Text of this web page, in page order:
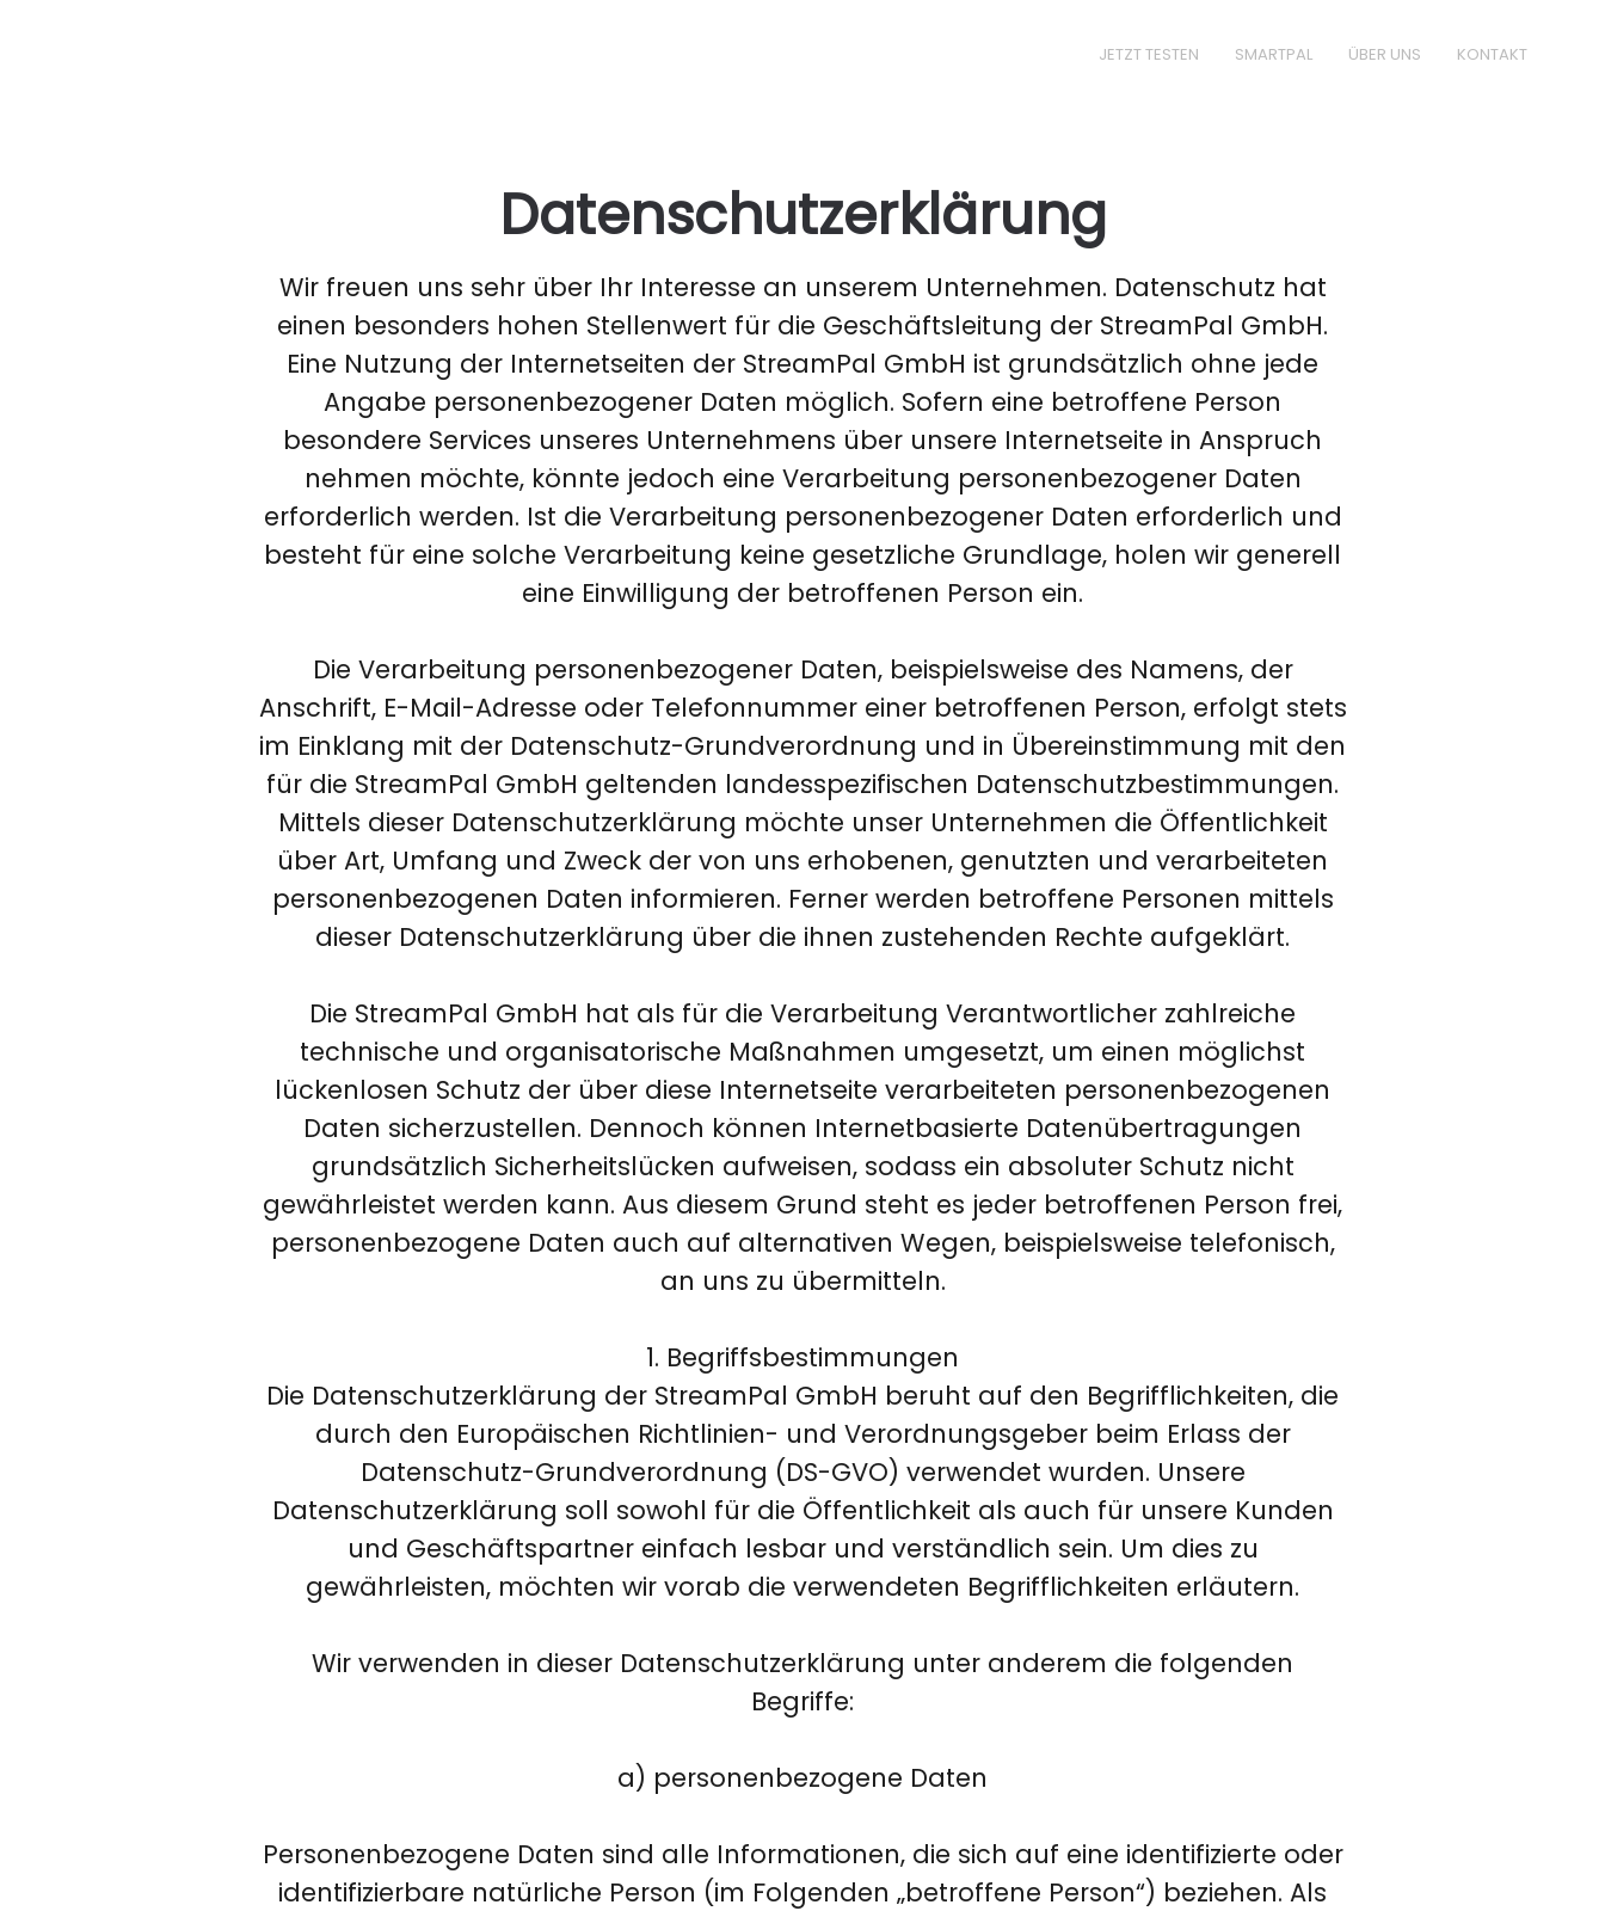
JETZT TESTEN SMARTPAL ÜBER UNS KONTAKT
Datenschutzerklärung
Wir freuen uns sehr über Ihr Interesse an unserem Unternehmen. Datenschutz hat
einen besonders hohen Stellenwert für die Geschäftsleitung der StreamPal GmbH.
Eine Nutzung der Internetseiten der StreamPal GmbH ist grundsätzlich ohne jede
Angabe personenbezogener Daten möglich. Sofern eine betroffene Person
besondere Services unseres Unternehmens über unsere Internetseite in Anspruch
nehmen möchte, könnte jedoch eine Verarbeitung personenbezogener Daten
erforderlich werden. Ist die Verarbeitung personenbezogener Daten erforderlich und
besteht für eine solche Verarbeitung keine gesetzliche Grundlage, holen wir generell
eine Einwilligung der betroffenen Person ein.
Die Verarbeitung personenbezogener Daten, beispielsweise des Namens, der
Anschrift, E-Mail-Adresse oder Telefonnummer einer betroffenen Person, erfolgt stets
im Einklang mit der Datenschutz-Grundverordnung und in Übereinstimmung mit den
für die StreamPal GmbH geltenden landesspezifischen Datenschutzbestimmungen.
Mittels dieser Datenschutzerklärung möchte unser Unternehmen die Öffentlichkeit
über Art, Umfang und Zweck der von uns erhobenen, genutzten und verarbeiteten
personenbezogenen Daten informieren. Ferner werden betroffene Personen mittels
dieser Datenschutzerklärung über die ihnen zustehenden Rechte aufgeklärt.
Die StreamPal GmbH hat als für die Verarbeitung Verantwortlicher zahlreiche
technische und organisatorische Maßnahmen umgesetzt, um einen möglichst
lückenlosen Schutz der über diese Internetseite verarbeiteten personenbezogenen
Daten sicherzustellen. Dennoch können Internetbasierte Datenübertragungen
grundsätzlich Sicherheitslücken aufweisen, sodass ein absoluter Schutz nicht
gewährleistet werden kann. Aus diesem Grund steht es jeder betroffenen Person frei,
personenbezogene Daten auch auf alternativen Wegen, beispielsweise telefonisch,
an uns zu übermitteln.
1. Begriffsbestimmungen
Die Datenschutzerklärung der StreamPal GmbH beruht auf den Begrifflichkeiten, die
durch den Europäischen Richtlinien- und Verordnungsgeber beim Erlass der
Datenschutz-Grundverordnung (DS-GVO) verwendet wurden. Unsere
Datenschutzerklärung soll sowohl für die Öffentlichkeit als auch für unsere Kunden
und Geschäftspartner einfach lesbar und verständlich sein. Um dies zu
gewährleisten, möchten wir vorab die verwendeten Begrifflichkeiten erläutern.
Wir verwenden in dieser Datenschutzerklärung unter anderem die folgenden
Begriffe:
a) personenbezogene Daten
Personenbezogene Daten sind alle Informationen, die sich auf eine identifizierte oder
identifizierbare natürliche Person (im Folgenden „betroffene Person“) beziehen. Als